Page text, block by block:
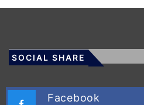
SOCIAL SHARE
Facebook